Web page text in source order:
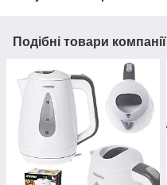
Подібні товари компанії